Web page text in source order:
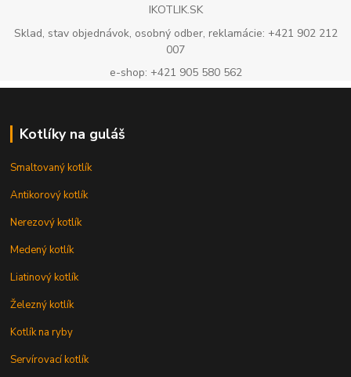
IKOTLIK.SK
Sklad, stav objednávok, osobný odber, reklamácie: +421 902 212
007
e-shop: +421 905 580 562
Kotlíky na guláš
Smaltovaný kotlík
Antikorový kotlík
Nerezový kotlík
Medený kotlík
Liatinový kotlík
Železný kotlík
Kotlík na ryby
Servírovací kotlík